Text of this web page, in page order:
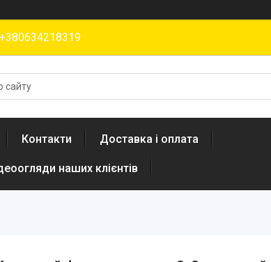
Контакти Доставка і оплата
наших клієнтів